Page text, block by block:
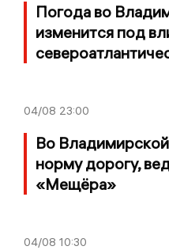
Погода во
изменится под
04/08 23:00
Во
норму дорогу,
«Мещёра»
04/08 10:30